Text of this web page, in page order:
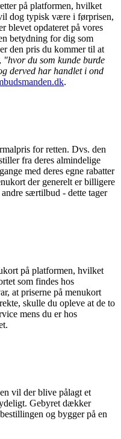
på platformen, hvilket
dog typisk være i førprisen,
blevet opdateret på vores
betydning for dig som
den pris du kommer til at
"hvor du som kunde burde
derved har handlet i ond
.
for retten. Dvs. den
fra deres almindelige
med deres egne rabatter
der generelt er billigere
særtilbud - dette tager
på platformen, hvilket
som findes hos
at priserne på menukort
skulle du opleve at de to
mens du er hos
vil der blive pålagt et
Gebyret dækker
og bygger på en